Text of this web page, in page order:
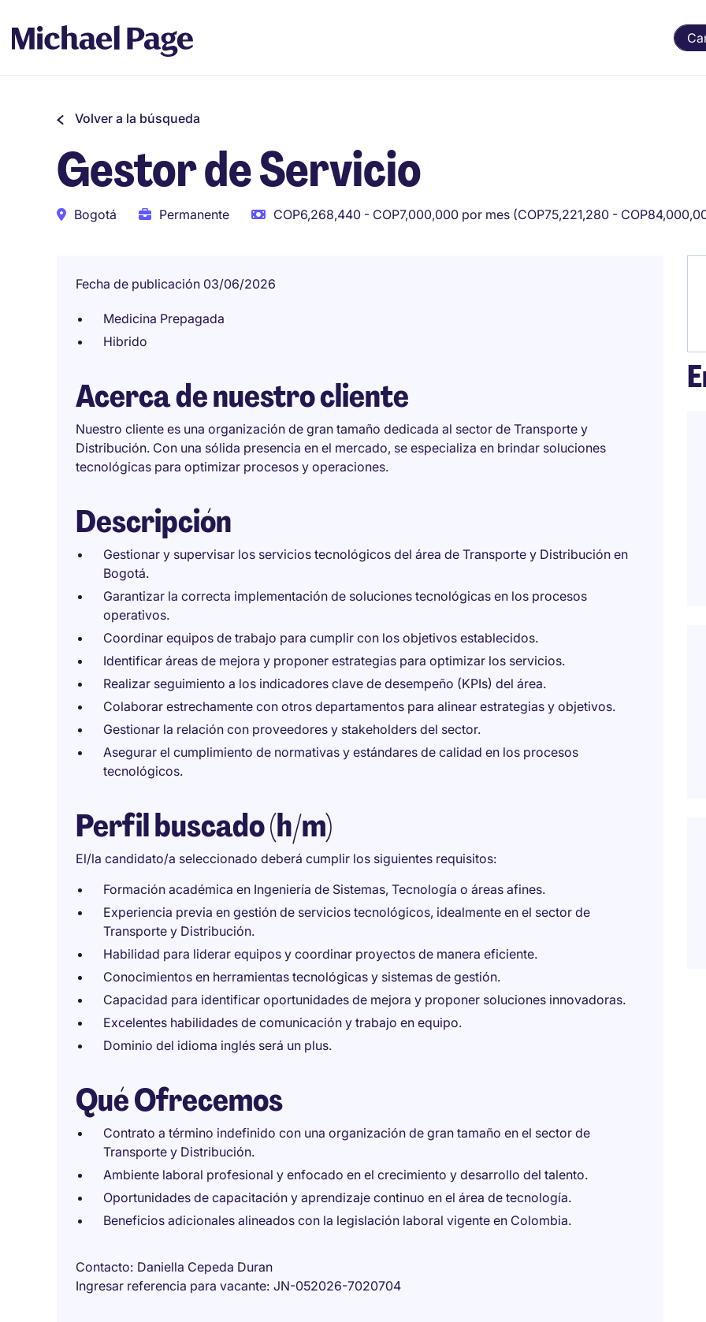
Volver a la búsqueda
Gestor de Servicio
Bogotá Permanente COP6,268,440 - COP7,000,000 por mes (COP75,221,280 -
Fecha de publicación 03/06/2026
Medicina Prepagada
Hibrido
Acerca de nuestro cliente
Nuestro cliente es una organización de gran tamaño dedicada al sector de Transporte y
Distribución. Con una sólida presencia en el mercado, se especializa en brindar soluciones
tecnológicas para optimizar procesos y operaciones.
Descripción
Gestionar y supervisar los servicios tecnológicos del área de Transporte y Distribución en
Bogotá.
Garantizar la correcta implementación de soluciones tecnológicas en los procesos
operativos.
Coordinar equipos de trabajo para cumplir con los objetivos establecidos.
Identificar áreas de mejora y proponer estrategias para optimizar los servicios.
Realizar seguimiento a los indicadores clave de desempeño (KPIs) del área.
Colaborar estrechamente con otros departamentos para alinear estrategias y objetivos.
Gestionar la relación con proveedores y stakeholders del sector.
Asegurar el cumplimiento de normativas y estándares de calidad en los procesos
tecnológicos.
Perfil buscado (h/m)
El/la candidato/a seleccionado deberá cumplir los siguientes requisitos:
Formación académica en Ingeniería de Sistemas, Tecnología o áreas afines.
Experiencia previa en gestión de servicios tecnológicos, idealmente en el sector de
Transporte y Distribución.
Habilidad para liderar equipos y coordinar proyectos de manera eficiente.
Conocimientos en herramientas tecnológicas y sistemas de gestión.
Capacidad para identificar oportunidades de mejora y proponer soluciones innovadoras.
Excelentes habilidades de comunicación y trabajo en equipo.
Dominio del idioma inglés será un plus.
Qué Ofrecemos
Contrato a término indefinido con una organización de gran tamaño en el sector de
Transporte y Distribución.
Ambiente laboral profesional y enfocado en el crecimiento y desarrollo del talento.
Oportunidades de capacitación y aprendizaje continuo en el área de tecnología.
Beneficios adicionales alineados con la legislación laboral vigente en Colombia.
Contacto Daniella Cepeda Duran
Ingresar referencia para vacante JN-052026-7020704